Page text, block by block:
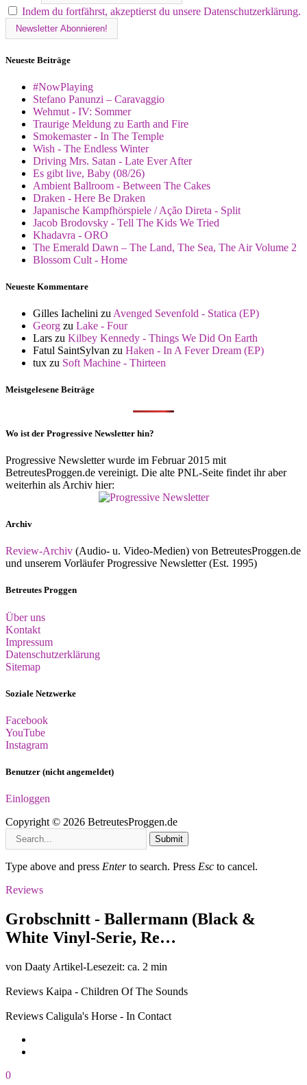
Indem du fortfährst, akzeptierst du unsere Datenschutzerklärung.
Neueste Beiträge
#NowPlaying
Stefano Panunzi – Caravaggio
Wehmut - IV: Sommer
Traurige Meldung zu Earth and Fire
Smokemaster - In The Temple
Wish - The Endless Winter
Driving Mrs. Satan - Late Ever After
Es gibt live, Baby (08/26)
Ambient Ballroom - Between The Cakes
Draken - Here Be Draken
Japanische Kampfhörspiele / Ação Direta - Split
Jacob Brodovsky - Tell The Kids We Tried
Khadavra - ORO
The Emerald Dawn – The Land, The Sea, The Air Volume 2
Blossom Cult - Home
Neueste Kommentare
Gilles Iachelini zu Avenged Sevenfold - Statica (EP)
Georg zu Lake - Four
Lars zu Kilbey Kennedy - Things We Did On Earth
Fatul SaintSylvan zu Haken - In A Fever Dream (EP)
tux zu Soft Machine - Thirteen
Meistgelesene Beiträge
Wo ist der Progressive Newsletter hin?
Progressive Newsletter wurde im Februar 2015 mit
BetreutesProggen.de vereinigt. Die alte PNL-Seite findet ihr aber
weiterhin als Archiv hier:
Archiv
Review-Archiv (Audio- u. Video-Medien) von BetreutesProggen.de
und unserem Vorläufer Progressive Newsletter (Est. 1995)
Betreutes Proggen
Über uns
Kontakt
Impressum
Datenschutzerklärung
Sitemap
Soziale Netzwerke
Facebook
YouTube
Instagram
Benutzer (nicht angemeldet)
Einloggen
Copyright © 2026 BetreutesProggen.de
Submit
Type above and press Enterto search. Press Esc to cancel.
Reviews
Grobschnitt - Ballermann (Black &
White Vinyl-Serie, Re…
von Daaty Artikel-Lesezeit: ca. 2 min
Reviews Kaipa - Children Of The Sounds
Reviews Caligula's Horse - In Contact
0